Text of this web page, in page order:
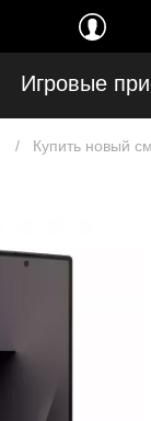
Игровые
Купить новый